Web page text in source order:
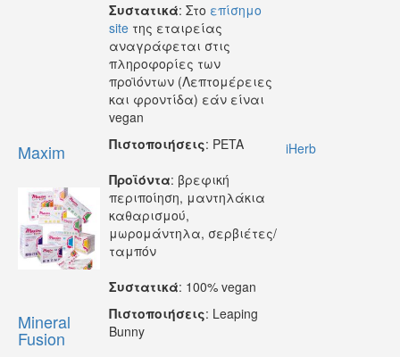
Συστατικά: Στο επίσημο
site της εταιρείας
αναγράφεται στις
πληροφορίες των
προϊόντων (Λεπτομέρειες
και φροντίδα) εάν είναι
vegan
Maxim Πιστοποιήσεις: PETA
Προϊόντα: βρεφική
περιποίηση, μαντηλάκια
καθαρισμού,
μωρομάντηλα, σερβιέτες/
ταμπόν
Συστατικά: 100% vegan
iHerb
Mineral
Fusion
Πιστοποιήσεις: Leaping
Bunny